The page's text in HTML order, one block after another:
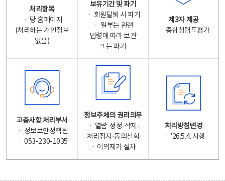
처리항목
ㆍ 당 홈페이지
(처리하는 개인정보
없음)
보유기간 및 파기
ㆍ 회원탈퇴 시 파기
ㆍ 일부는 관련
법령에 따라 보관
또는 파기
제3자 제공
ㆍ 종합청렴도평가
고충사항 처리부서
ㆍ 정보보안정책팀
ㆍ 053-230-1035
정보주체의 권리의무
ㆍ 열람·정정·삭제·
처리정지·동의철회
ㆍ이의제기 절차
처리방침변경
ㆍ '26.5.4. 시행